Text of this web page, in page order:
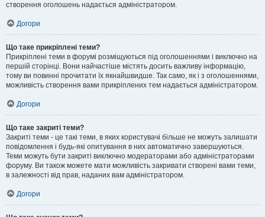
створення оголошень надається адміністратором.
Догори
Що таке прикріплені теми?
Прикріплені теми в форумі розміщуються під оголошеннями і виключно на
першій сторінці. Вони найчастіше містять досить важливу інформацію,
тому ви повинні прочитати їх якнайшвидше. Так само, як і з оголошеннями,
можливість створення вами прикріплених тем надається адміністратором.
Догори
Що таке закриті теми?
Закриті теми - це такі теми, в яких користувачі більше не можуть залишати
повідомлення і будь-які опитування в них автоматично завершуються.
Теми можуть бути закриті виключно модераторами або адміністраторами
форуму. Ви також можете мати можливість закривати створені вами теми,
в залежності від прав, наданих вам адміністратором.
Догори